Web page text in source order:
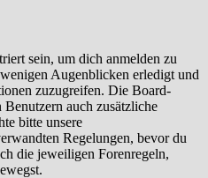
sein, um dich anmelden zu
Augenblicken erledigt und
zuzugreifen. Die Board-
auch zusätzliche
bitte unsere
Regelungen, bevor du
die jeweiligen Forenregeln,